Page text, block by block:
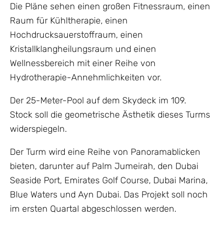
Die Pläne sehen einen großen Fitnessraum, einen
Raum für Kühltherapie, einen
Hochdrucksauerstoffraum, einen
Kristallklangheilungsraum und einen
Wellnessbereich mit einer Reihe von
Hydrotherapie-Annehmlichkeiten vor.
Der 25-Meter-Pool auf dem Skydeck im 109.
Stock soll die geometrische Ästhetik dieses Turms
widerspiegeln.
Der Turm wird eine Reihe von Panoramablicken
bieten, darunter auf Palm Jumeirah, den Dubai
Seaside Port, Emirates Golf Course, Dubai Marina,
Blue Waters und Ayn Dubai. Das Projekt soll noch
im ersten Quartal abgeschlossen werden.